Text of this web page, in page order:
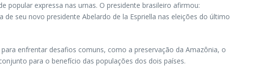
expressa nas urnas. O presidente brasileiro afirmou:
seu novo presidente Abelardo de la Espriella nas eleições do último
enfrentar desafios comuns, como a preservação da Amazônia, o
para o benefício das populações dos dois países.